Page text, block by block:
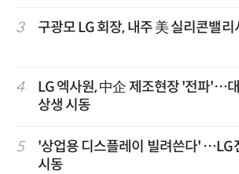
3 구광모 LG 회장, 내주 美 실리콘밸
4
LG 엑사원, 中企 제조현장 '전파'…
상생 시동
5
'상업용 디스플레이 빌려쓴다' …LG
시동